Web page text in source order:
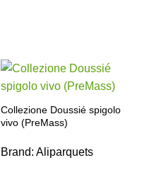
Collezione Doussié spigolo
vivo (PreMass)
Brand: Aliparquets